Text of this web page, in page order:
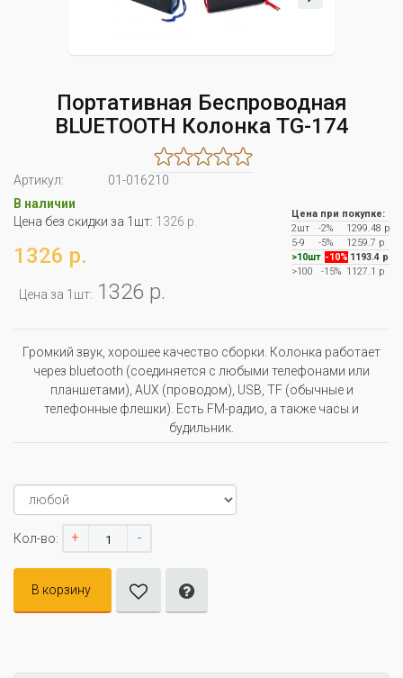
Портативная Беспроводная
BLUETOOTH Колонка TG-174
Артикул:
01-016210
В наличии
Цена без скидки за 1шт: 1326 р.
1326 р.
Цена за 1шт: 1326 р.
Цена при покупке:
2шт
-2%
1299.48 р
5-9
-5%
1259.7 р
>10шт -10% 1193.4 р
>100
-15% 1127.1 р
Громкий звук, хорошее качество сборки. Колонка работает
через bluetooth (соединяется с любыми телефонами или
планшетами), AUX (проводом), USB, TF (обычные и
телефонные флешки). Есть FM-радио, а также часы и
будильник.
Кол-во: + -
В корзину